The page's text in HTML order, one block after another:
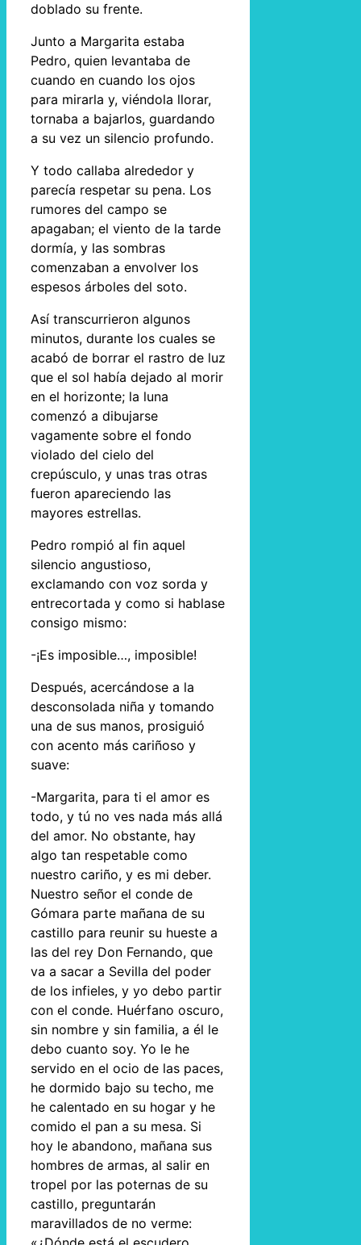
doblado su frente.
Junto a Margarita estaba
Pedro, quien levantaba de
cuando en cuando los ojos
para mirarla y, viéndola llorar,
tornaba a bajarlos, guardando
a su vez un silencio profundo.
Y todo callaba alrededor y
parecía respetar su pena. Los
rumores del campo se
apagaban; el viento de la tarde
dormía, y las sombras
comenzaban a envolver los
espesos árboles del soto.
Así transcurrieron algunos
minutos, durante los cuales se
acabó de borrar el rastro de luz
que el sol había dejado al morir
en el horizonte; la luna
comenzó a dibujarse
vagamente sobre el fondo
violado del cielo del
crepúsculo, y unas tras otras
fueron apareciendo las
mayores estrellas.
Pedro rompió al fin aquel
silencio angustioso,
exclamando con voz sorda y
entrecortada y como si hablase
consigo mismo:
-¡Es imposible…, imposible!
Después, acercándose a la
desconsolada niña y tomando
una de sus manos, prosiguió
con acento más cariñoso y
suave:
-Margarita, para ti el amor es
todo, y tú no ves nada más allá
del amor. No obstante, hay
algo tan respetable como
nuestro cariño, y es mi deber.
Nuestro señor el conde de
Gómara parte mañana de su
castillo para reunir su hueste a
las del rey Don Fernando, que
va a sacar a Sevilla del poder
de los infieles, y yo debo partir
con el conde. Huérfano oscuro,
sin nombre y sin familia, a él le
debo cuanto soy. Yo le he
servido en el ocio de las paces,
he dormido bajo su techo, me
he calentado en su hogar y he
comido el pan a su mesa. Si
hoy le abandono, mañana sus
hombres de armas, al salir en
tropel por las poternas de su
castillo, preguntarán
maravillados de no verme: